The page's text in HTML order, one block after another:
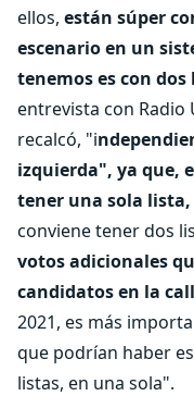
ellos, están súper
escenario en un
tenemos es con dos
entrevista con Radio
recalcó, "i
izquierda", ya que,
tener una sola lista,
conviene tener dos
votos adicionales
candidatos en la
2021, es más
que podrían haber
listas, en una sola".